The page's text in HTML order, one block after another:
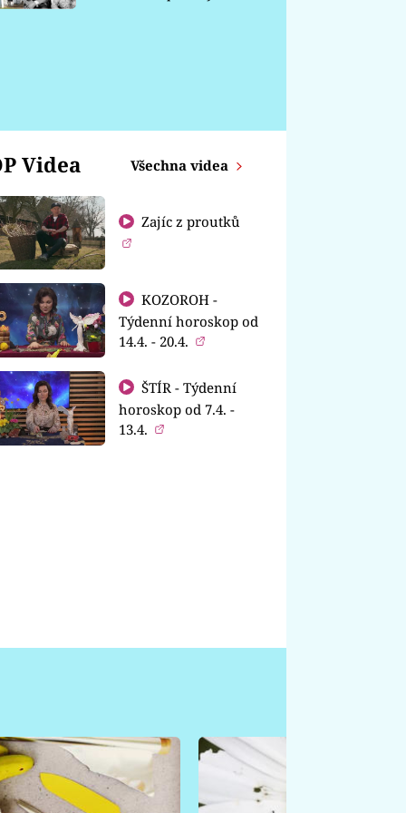
Videa Všechna videa
Zajíc z proutků
KOZOROH -
Týdenní horoskop od
14.4. - 20.4.
ŠTÍR - Týdenní
horoskop od 7.4. -
13.4.